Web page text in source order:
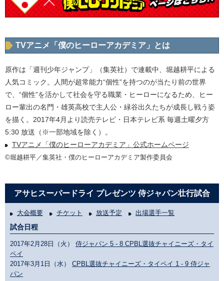
TVアニメ「僕のヒーローアカデミア」とは
原作は「週刊少年ジャンプ」（集英社）で連載中、堀越耕平による
人気コミック。人間が超常能力“個性”を持つのが当たり前の世界
で、“個性”を活かして社会を守る職業・ヒーローになるため、ヒー
ロー輩出の名門・雄英高校で主人公・緑谷出久たちが成長し戦う姿
を描く。2017年4月より読売テレビ・日本テレビ系 毎週土曜夕方
5:30 放送（※一部地域を除く）。
TVアニメ「僕のヒーローアカデミア」公式ホームページ
©堀越耕平／集英社・僕のヒーローアカデミア製作委員会
アサヒスーパードライ プレゼンツ 侍ジャパン壮行試合
大会概要 チケット 放送予定 出場選手一覧
試合日程
2017年2月28日（火） 侍ジャパン 5 - 8 CPBL選抜チャイニーズ・タイ
ペイ
2017年3月1日（水） CPBL選抜チャイニーズ・タイペイ 1 - 9 侍ジャ
パン